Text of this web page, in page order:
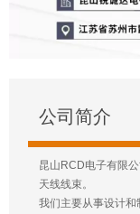
公司简介
昆山RCD电子有限
天线线束。
我们主要从事设计和